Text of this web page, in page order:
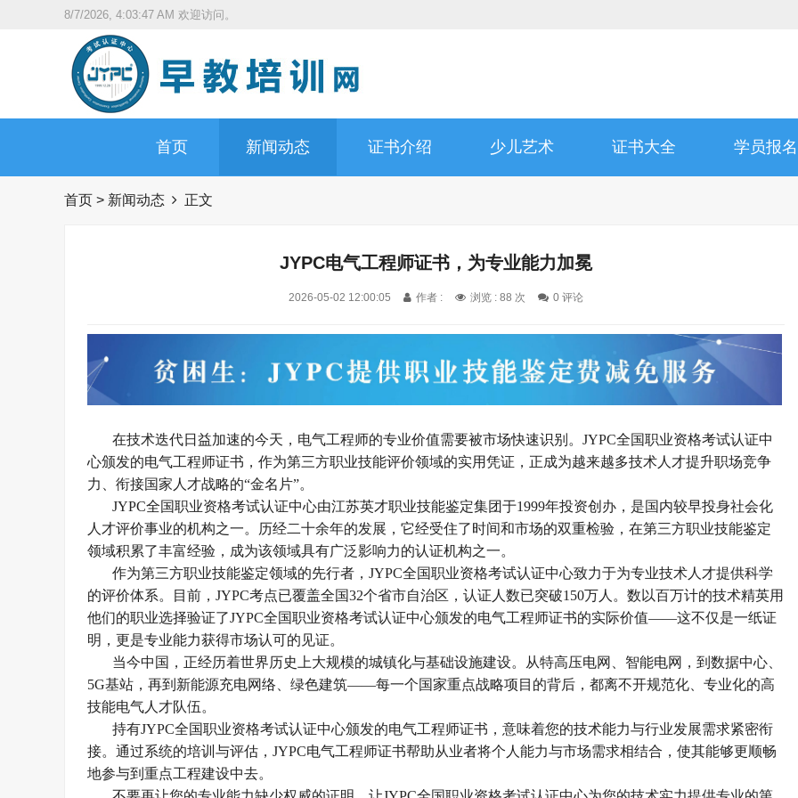
8/7/2026, 4:03:48 AM 欢迎访问。
首页 新闻动态 证书介绍 少儿艺术 证书大全 学员报名
首页 > 新闻动态 正文
JYPC电气工程师证书，为专业能力加冕
2026-05-02 12:00:05 作者 : 浏览 : 88 次 0 评论
在技术迭代日益加速的今天，电气工程师的专业价值需要被市场快速识别。 JYPC全国职业资格考试认证中
心颁发的电气工程师证书，作为第三方职业技能评价领域的实用凭证，正成为越来越多技术人才提升职场竞争
力、衔接国家人才战略的“金名片”。
JYPC全国职业资格考试认证中心由江苏英才职业技能鉴定集团于1999年投资创办，是国内较早投身社会化
人才评价事业的机构之一。历经二十余年的发展，它经受住了时间和市场的双重检验，在第三方职业技能鉴定
领域积累了丰富经验，成为该领域具有广泛影响力的认证机构之一。
作为第三方职业技能鉴定领域的先行者， JYPC全国职业资格考试认证中心致力于为专业技术人才提供科学
的评价体系。目前，JYPC考点已覆盖全国32个省市自治区，认证人数已突破150万人 。数以百万计的技术精英用
他们的职业选择验证了JYPC全国职业资格考试认证中心颁发的电气工程师证书的实际价值——这不仅是一纸证
明，更是专业能力获得市场认可的见证。
当今中国，正经历着世界历史上大规模的城镇化与基础设施建设。从特高压电网、智能电网，到数据中心、
5G基站，再到新能源充电网络、绿色建筑——每一个国家重点战略项目的背后，都离不开规范化、专业化的高
技能电气人才队伍。
持有JYPC全国职业资格考试认证中心颁发的电气工程师证书，意味着您的技术能力与行业发展需求紧密衔
接。通过系统的培训与评估，JYPC电气工程师证书帮助从业者将个人能力与市场需求相结合，使其能够更顺畅
地参与到重点工程建设中去。